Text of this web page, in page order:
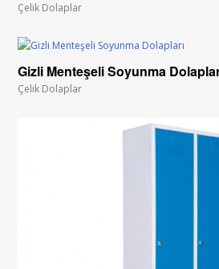
Çelik Dolaplar
Gizli Menteşeli Soyunma
Çelik Dolaplar